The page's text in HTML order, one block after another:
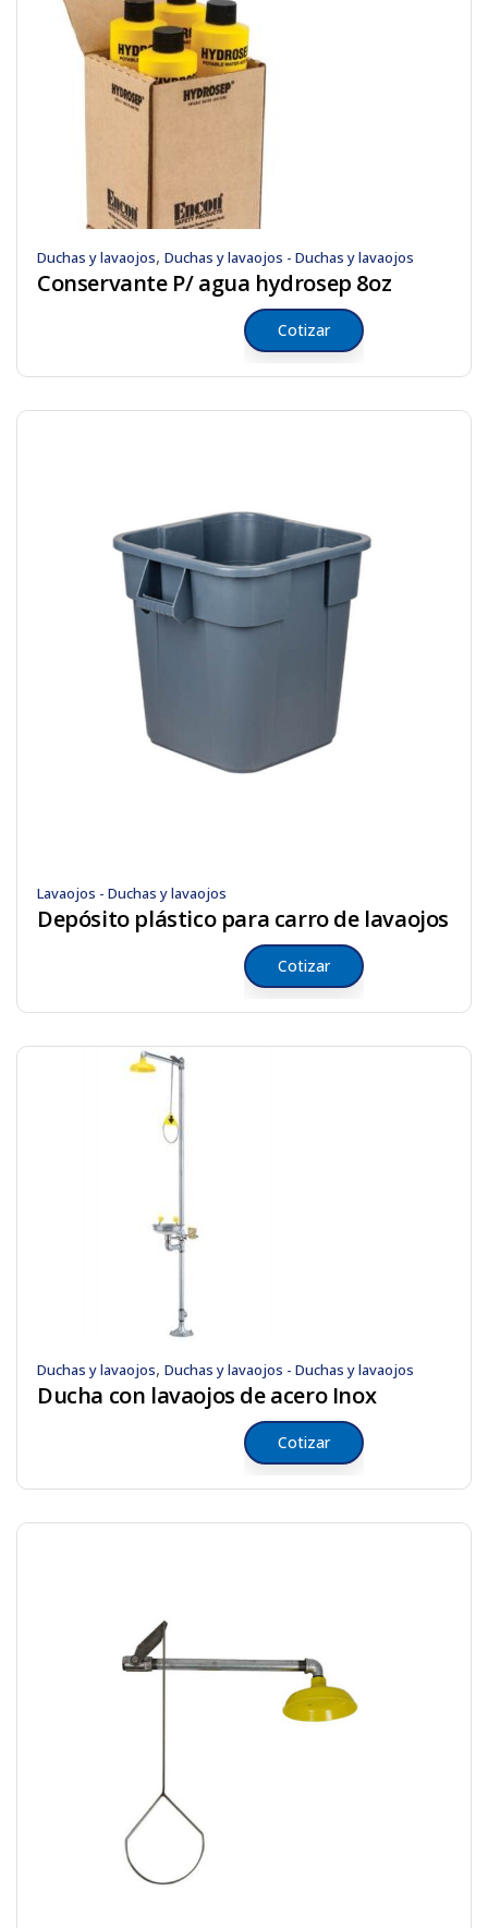
Duchas y lavaojos, Duchas y lavaojos - Duchas y lavaojos
Conservante P/ agua hydrosep 8oz
Cotizar
Lavaojos - Duchas y lavaojos
Depósito plástico para carro de lavaojos
Cotizar
Duchas y lavaojos, Duchas y lavaojos - Duchas y lavaojos
Ducha con lavaojos de acero Inox
Cotizar